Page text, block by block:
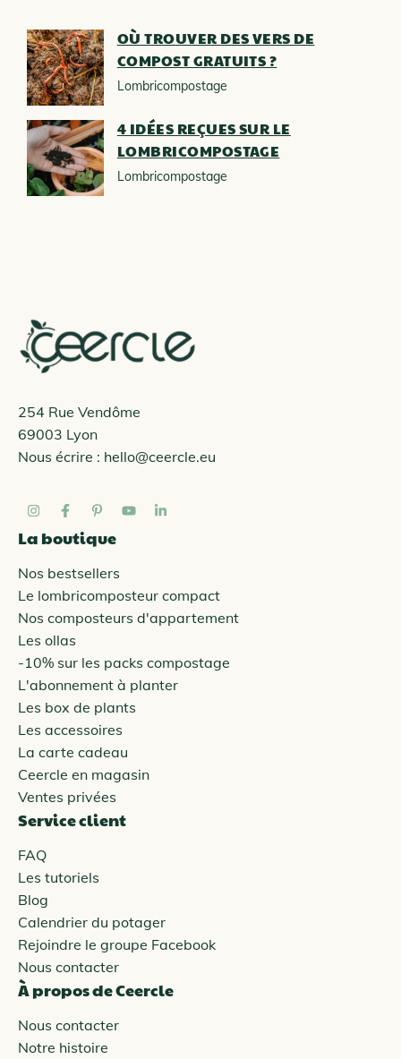
OÙ TROUVER DES VERS DE
COMPOST GRATUITS ?
Lombricompostage
4 IDÉES REÇUES SUR LE
LOMBRICOMPOSTAGE
Lombricompostage
254 Rue Vendôme
69003 Lyon
Nous écrire : hello@ceercle.eu
La boutique
Nos bestsellers
Le lombricomposteur compact
Nos composteurs d'appartement
Les ollas
-10% sur les packs compostage
L'abonnement à planter
Les box de plants
Les accessoires
La carte cadeau
Ceercle en magasin
Ventes privées
Service client
FAQ
Les tutoriels
Blog
Calendrier du potager
Rejoindre le groupe Facebook
Nous contacter
À propos de Ceercle
Nous contacter
Notre histoire